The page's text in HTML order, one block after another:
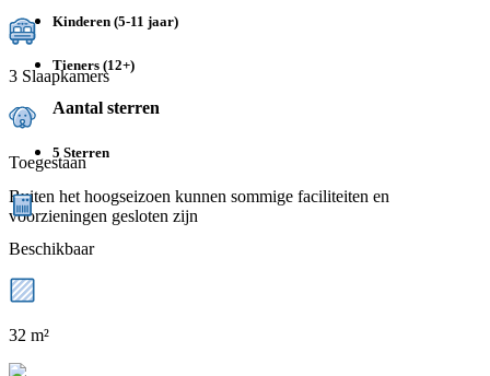
Kinderen (5-11 jaar)
Tieners (12+)
Aantal sterren
5 Sterren
Buiten het hoogseizoen kunnen sommige faciliteiten en
voorzieningen gesloten zijn
3 Slaapkamers
Toegestaan
Beschikbaar
32 m²